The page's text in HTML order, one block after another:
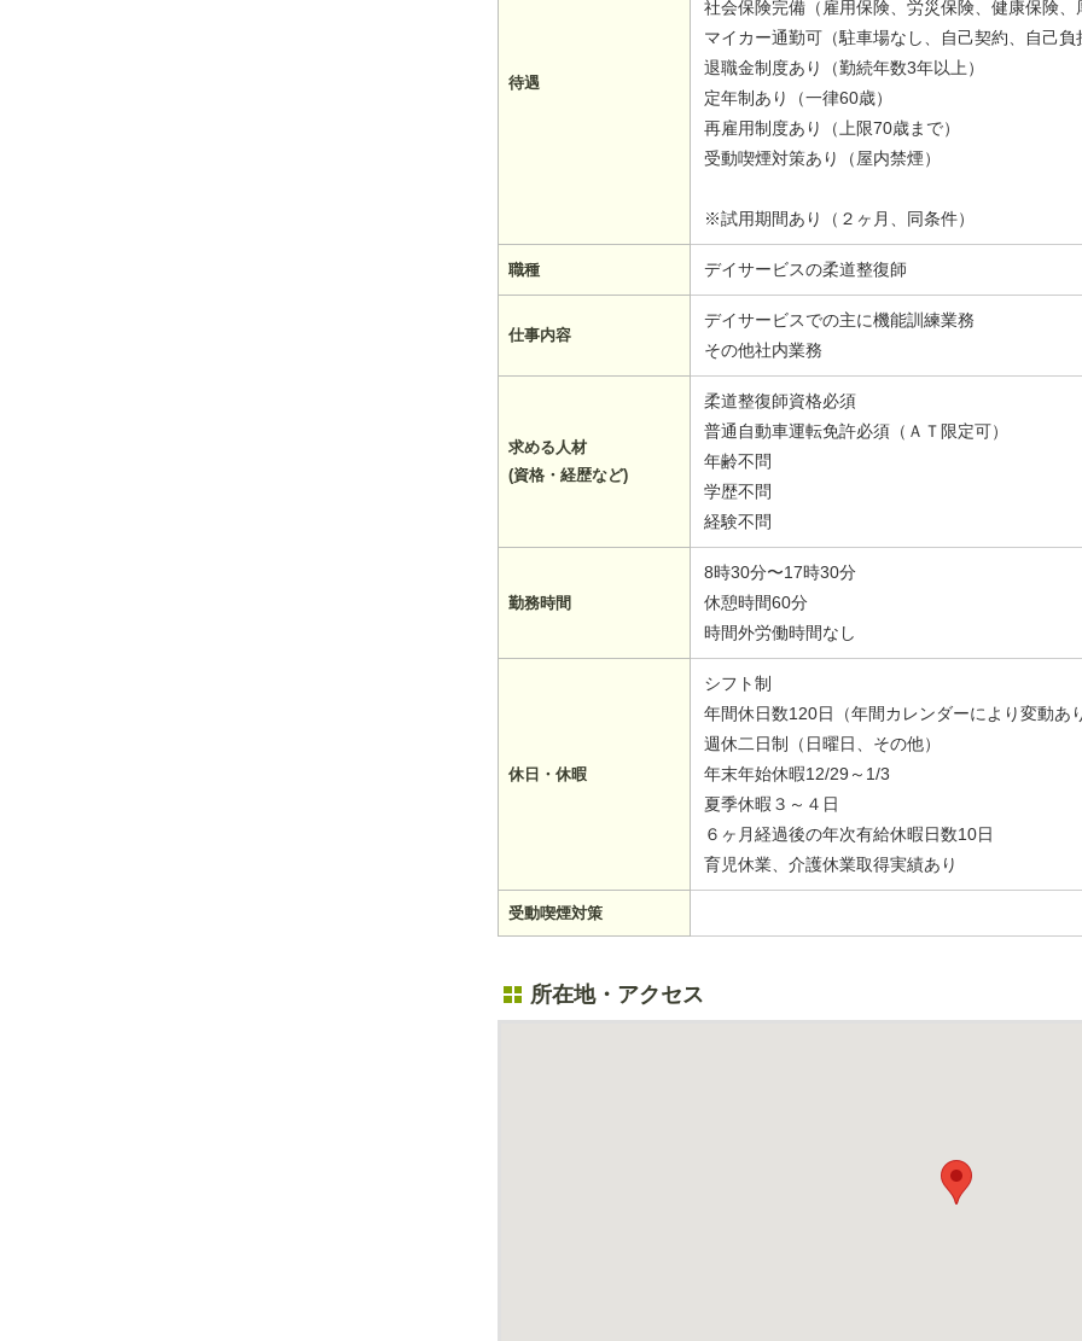
待遇
社会保険完備（雇用保険、労災保険、健康保険、
マイカー通勤可（駐車場なし、自己契約、自己負
退職金制度あり（勤続年数3年以上）
定年制あり（一律60歳）
再雇用制度あり（上限70歳まで）
受動喫煙対策あり（屋内禁煙）
※試用期間あり（２ヶ月、同条件）
職種 デイサービスの柔道整復師
仕事内容
デイサービスでの主に機能訓練業務
その他社内業務
求める人材
(資格・経歴など)
柔道整復師資格必須
普通自動車運転免許必須（ＡＴ限定可）
年齢不問
学歴不問
経験不問
勤務時間
8時30分〜17時30分
休憩時間60分
時間外労働時間なし
休日・休暇
シフト制
年間休日数120日（年間カレンダーにより変動あ
週休二日制（日曜日、その他）
年末年始休暇12/29～1/3
夏季休暇３～４日
６ヶ月経過後の年次有給休暇日数10日
育児休業、介護休業取得実績あり
受動喫煙対策
所在地・アクセス